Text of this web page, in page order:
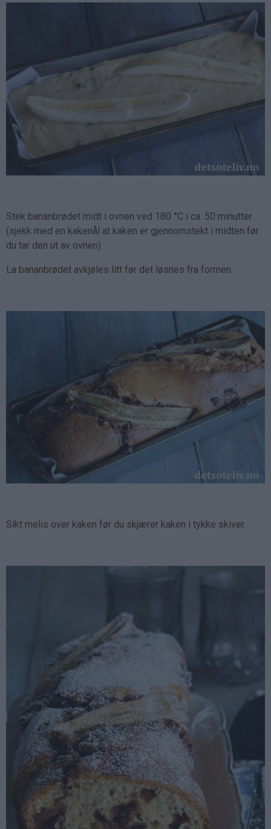
Stek bananbrødet midt i ovnen ved 180 °C i ca. 50 minutter
(sjekk med en kakenål at kaken er gjennomstekt i midten før
du tar den ut av ovnen).
La bananbrødet avkjøles litt før det løsnes fra formen.
Sikt melis over kaken før du skjærer kaken i tykke skiver.